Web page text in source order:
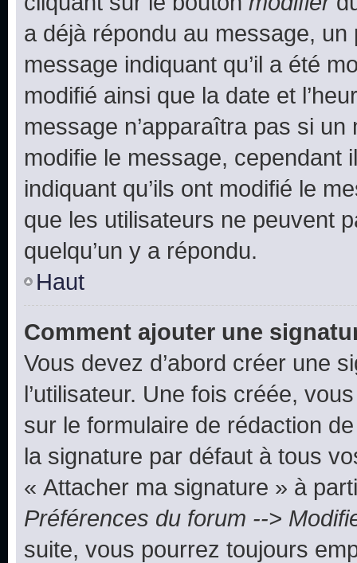
a déjà répondu au message, un
message indiquant qu’il a été
modifié ainsi que la date et
message n’apparaîtra pas si
modifie le message, cependant
indiquant qu’ils ont modifié le
que les utilisateurs ne peuvent
quelqu’un y a répondu.
Haut
Comment ajouter une
Vous devez d’abord créer une
l’utilisateur. Une fois créée,
sur le formulaire de rédaction
la signature par défaut à tous
« Attacher ma signature » à
Préférences du forum -->
suite, vous pourrez toujours